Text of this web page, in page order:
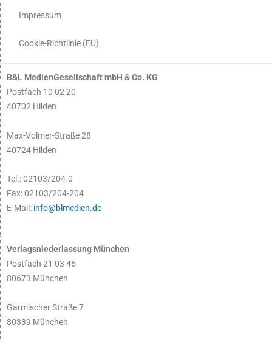
Impressum
Cookie-Richtlinie (EU)
B&L MedienGesellschaft mbH & Co. KG
Postfach 10 02 20
40702 Hilden
Max-Volmer-Straße 28
40724 Hilden
Tel.: 02103/204-0
Fax: 02103/204-204
E-Mail: info@blmedien.de
Verlagsniederlassung München
Postfach 21 03 46
80673 München
Garmischer Straße 7
80339 München